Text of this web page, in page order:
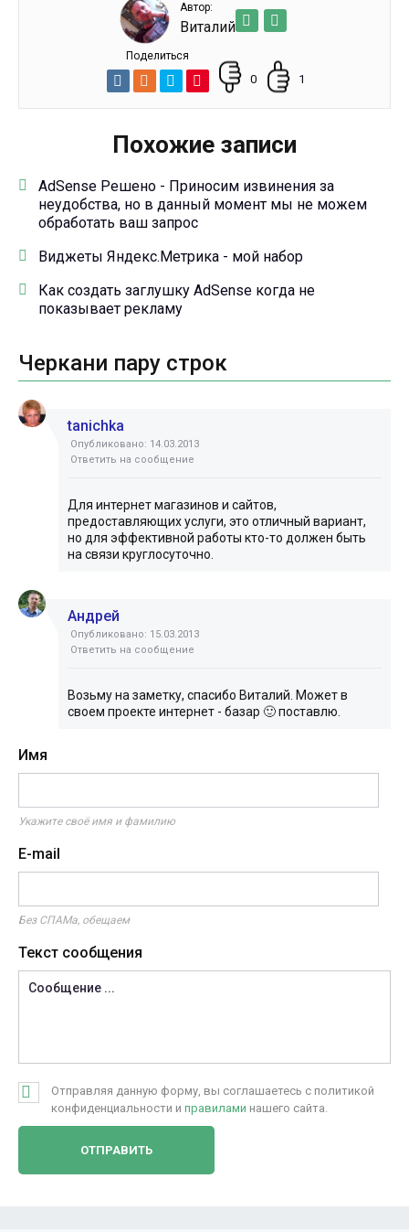
Автор:
Виталий
Поделиться
0 1
Похожие записи
AdSense Решено - Приносим извинения за
неудобства, но в данный момент мы не можем
обработать ваш запрос
Виджеты Яндекс.Метрика - мой набор
Как создать заглушку AdSense когда не
показывает рекламу
Черкани пару строк
tanichka
Опубликовано: 14.03.2013
Ответить на сообщение
Для интернет магазинов и сайтов,
предоставляющих услуги, это отличный вариант,
но для эффективной работы кто-то должен быть
на связи круглосуточно.
Андрей
Опубликовано: 15.03.2013
Ответить на сообщение
Возьму на заметку, спасибо Виталий. Может в
своем проекте интернет - базар 🙂 поставлю.
Имя
Укажите своё имя и фамилию
E-mail
Без СПАМа, обещаем
Текст сообщения
Отправляя данную форму, вы соглашаетесь с политикой
конфиденциальности и правилами нашего сайта.